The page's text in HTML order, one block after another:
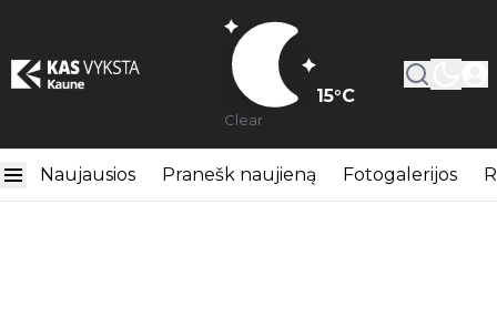
15°C
Clear
Naujausios Pranešk naujieną Fotogalerijos